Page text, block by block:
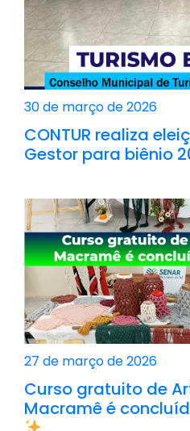
30 de março de 2026
CONTUR realiza
Gestor para biênio
27 de março de 2026
Curso gratuito de
Macramê é